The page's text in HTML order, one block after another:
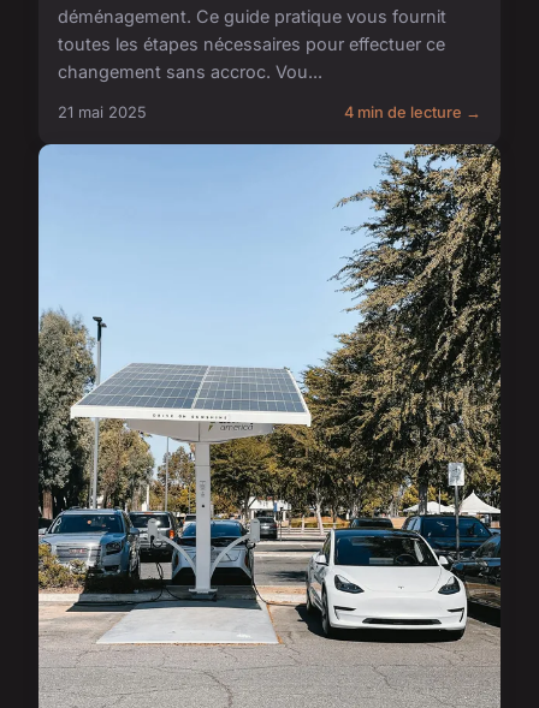
déménagement. Ce guide pratique vous fournit
toutes les étapes nécessaires pour effectuer ce
changement sans accroc. Vou...
21 mai 2025 4 min de lecture →